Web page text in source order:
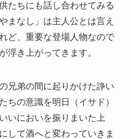
たちにも話し合わせてみる
まなし」は主人公とは言え
ど、重要な登場人物なので
浮き上がってきます。
兄弟の間に起りかけた諍い
ちの意識を明日（イサド）
いにおいを振りまいた上
して酒へと変わっていきま